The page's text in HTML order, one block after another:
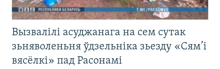
Вызвалілі асуджанага на сем сутак
зьняволеньня ўдзельніка зьезду «Сям’і
вясёлкі» пад Расонамі